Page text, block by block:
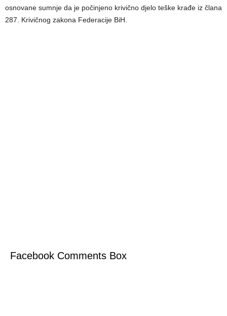
osnovane sumnje da je počinjeno krivično djelo teške krađe iz člana
287. Krivičnog zakona Federacije BiH.
Facebook Comments Box